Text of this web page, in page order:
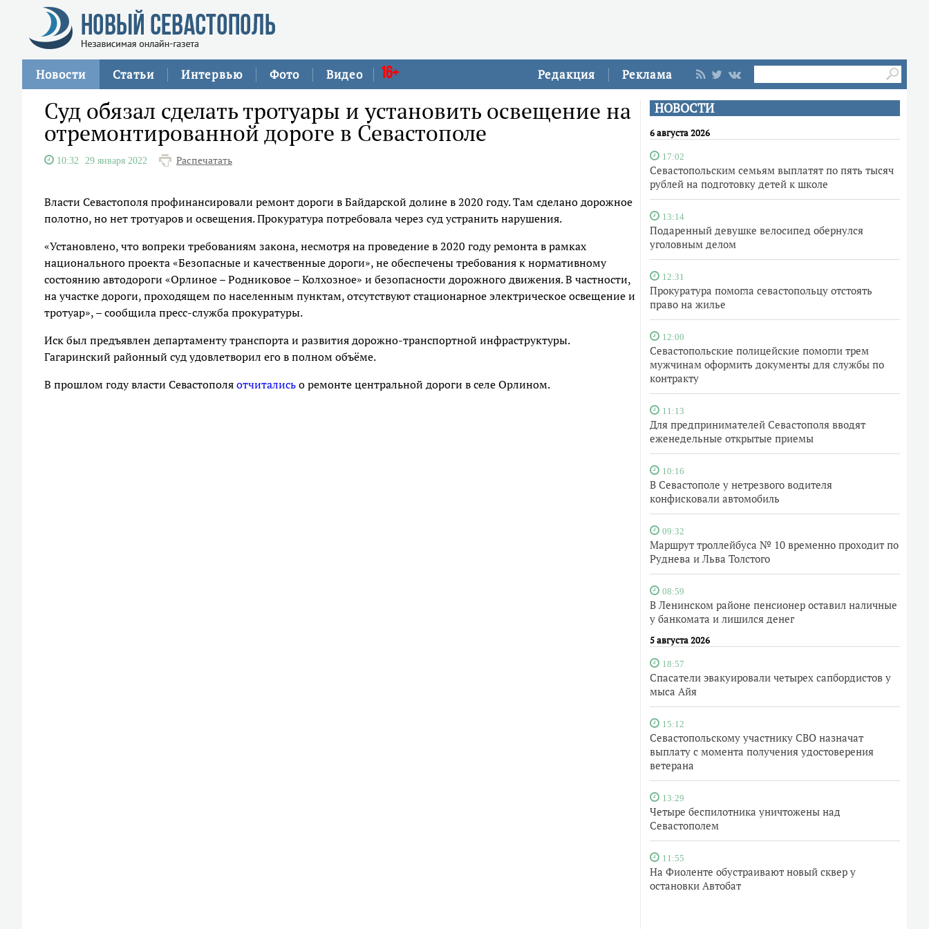
Редакция Реклама
Новости Статьи Интервью Фото Видео 16+
НОВОСТИ
6 августа 2026
17:02
Севастопольским семьям выплатят по пять тысяч
рублей на подготовку детей к школе
13:14
Подаренный девушке велосипед обернулся
уголовным делом
12:31
Прокуратура помогла севастопольцу отстоять
право на жилье
12:00
Севастопольские полицейские помогли трем
мужчинам оформить документы для службы по
контракту
11:13
Для предпринимателей Севастополя вводят
еженедельные открытые приемы
10:16
В Севастополе у нетрезвого водителя
конфисковали автомобиль
09:32
Маршрут троллейбуса № 10 временно проходит по
Руднева и Льва Толстого
08:59
В Ленинском районе пенсионер оставил наличные
у банкомата и лишился денег
5 августа 2026
18:57
Спасатели эвакуировали четырех сапбордистов у
мыса Айя
15:12
Севастопольскому участнику СВО назначат
выплату с момента получения удостоверения
ветерана
13:29
Четыре беспилотника уничтожены над
Севастополем
11:55
На Фиоленте обустраивают новый сквер у
остановки Автобат
Суд обязал сделать тротуары и установить освещение на
отремонтированной дороге в Севастополе
10:32 29 января 2022 Распечатать
Власти Севастополя профинансировали ремонт дороги в Байдарской долине в 2020 году. Там сделано дорожное
полотно, но нет тротуаров и освещения. Прокуратура потребовала через суд устранить нарушения.
«Установлено, что вопреки требованиям закона, несмотря на проведение в 2020 году ремонта в рамках
национального проекта «Безопасные и качественные дороги», не обеспечены требования к нормативному
состоянию автодороги «Орлиное – Родниковое – Колхозное» и безопасности дорожного движения. В частности,
на участке дороги, проходящем по населенным пунктам, отсутствуют стационарное электрическое освещение и
тротуар», – сообщила пресс-служба прокуратуры.
Иск был предъявлен департаменту транспорта и развития дорожно-транспортной инфраструктуры.
Гагаринский районный суд удовлетворил его в полном объёме.
В прошлом году власти Севастополяотчиталисьо ремонте центральной дороги в селе Орлином.